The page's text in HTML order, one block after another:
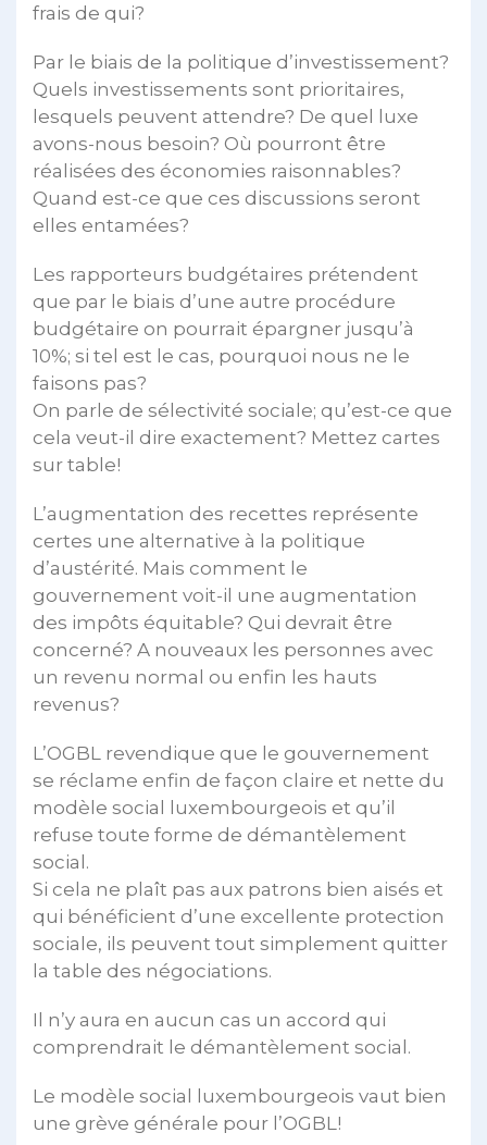
frais de qui?
Par le biais de la politique d’investissement?
Quels investissements sont prioritaires,
lesquels peuvent attendre? De quel luxe
avons-nous besoin? Où pourront être
réalisées des économies raisonnables?
Quand est-ce que ces discussions seront
elles entamées?
Les rapporteurs budgétaires prétendent
que par le biais d’une autre procédure
budgétaire on pourrait épargner jusqu’à
10%; si tel est le cas, pourquoi nous ne le
faisons pas?
On parle de sélectivité sociale; qu’est-ce que
cela veut-il dire exactement? Mettez cartes
sur table!
L’augmentation des recettes représente
certes une alternative à la politique
d’austérité. Mais comment le
gouvernement voit-il une augmentation
des impôts équitable? Qui devrait être
concerné? A nouveaux les personnes avec
un revenu normal ou enfin les hauts
revenus?
L’OGBL revendique que le gouvernement
se réclame enfin de façon claire et nette du
modèle social luxembourgeois et qu’il
refuse toute forme de démantèlement
social.
Si cela ne plaît pas aux patrons bien aisés et
qui bénéficient d’une excellente protection
sociale, ils peuvent tout simplement quitter
la table des négociations.
Il n’y aura en aucun cas un accord qui
comprendrait le démantèlement social.
Le modèle social luxembourgeois vaut bien
une grève générale pour l’OGBL!